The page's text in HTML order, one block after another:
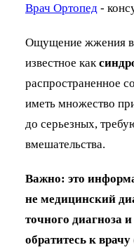
Врач Ортопед -
Ощущение жжения в
известное как
распространенное
иметь множество
до серьезных,
вмешательства.
Важно: это
не медицинский
точного диагноза
обратитесь к